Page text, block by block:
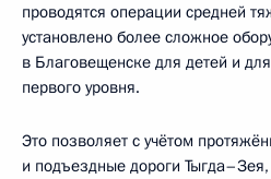
проводятся операции средней
установлено более сложное
в Благовещенске для детей и
первого уровня.
Это позволяет с учётом
и подъездные дороги